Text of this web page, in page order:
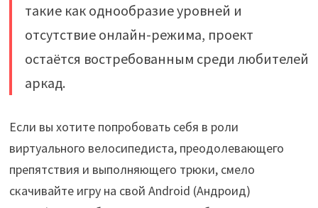
такие как однообразие уровней и
отсутствие онлайн-режима, проект
остаётся востребованным среди любителей
аркад.
Если вы хотите попробовать себя в роли
виртуального велосипедиста, преодолевающего
препятствия и выполняющего трюки, смело
скачивайте игру на свой Android (Андроид)